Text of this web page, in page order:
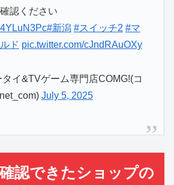
認ください
#新潟 #スイッチ2 #マ
ド pic.twitter.com/cJndRAuOXy
イ&TVゲーム専門店COMG!(コ
July 5, 2025
認できたショップの